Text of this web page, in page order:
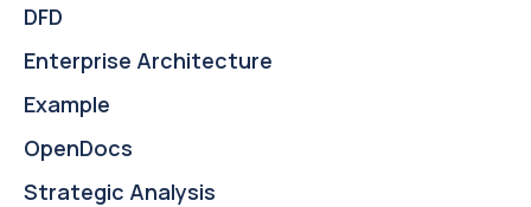
DFD
Enterprise Architecture
Example
OpenDocs
Strategic Analysis